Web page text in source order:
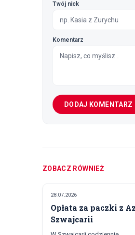
Twój nick
Komentarz
DODAJ KOMENTARZ
ZOBACZ RÓWNIEŻ
POLITYKA I GOSPODARKA
28.07.2026
Opłata za paczki z
Szwajcarii